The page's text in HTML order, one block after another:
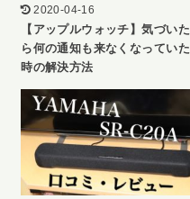
2020-04-16
【アップルウォッチ】気づいた
ら何の通知も来なくなっていた
時の解決方法